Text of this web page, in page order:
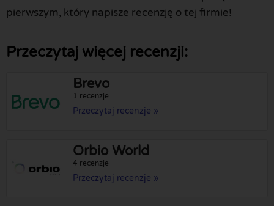
pierwszym, który napisze recenzję o tej firmie!
Przeczytaj więcej recenzji:
Brevo
1 recenzje
Przeczytaj recenzje »
Orbio World
4 recenzje
Przeczytaj recenzje »